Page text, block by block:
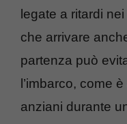
legate a ritardi
che arrivare
partenza può
l’imbarco, come
anziani durante